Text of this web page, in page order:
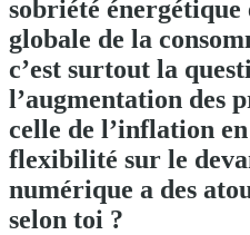
sobriété énergétique
globale de la
c’est surtout la
l’augmentation des
celle de l’inflation
flexibilité sur le
numérique a des
selon toi ?